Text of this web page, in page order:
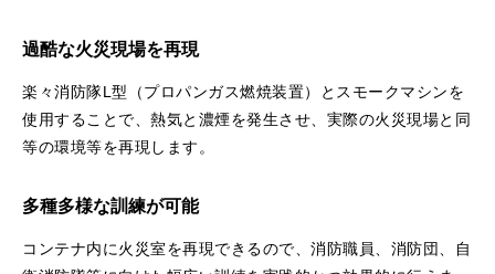
過酷な火災現場を再現
楽々消防隊L型（プロパンガス燃焼装置）とスモークマシンを
使用することで、熱気と濃煙を発生させ、実際の火災現場と同
等の環境等を再現します。
多種多様な訓練が可能
コンテナ内に火災室を再現できるので、消防職員、消防団、自